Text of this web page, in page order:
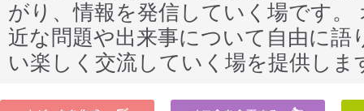
がり、情報を発信していく場です
近な問題や出来事について自由に
い楽しく交流していく場を提供しま